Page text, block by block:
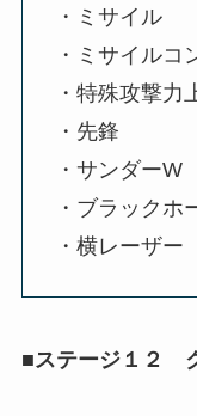
・ミサイル
・ミサイルコ
・特殊攻撃力
・先鋒
・サンダーW
・ブラックホ
・横レーザー
■ステージ１２